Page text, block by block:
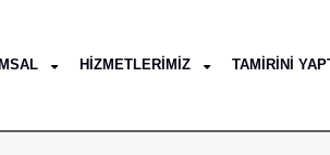
HIZMETLERIMIZ TAMIRINI